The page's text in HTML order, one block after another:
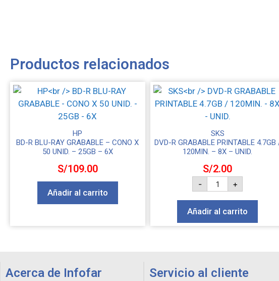
Productos relacionados
HP
BD-R BLU-RAY GRABABLE – CONO X
50 UNID. – 25GB – 6X
S/109.00
Añadir al carrito
SKS
DVD-R GRABABLE PRINTABLE 4.7GB
120MIN. – 8X – UNID.
S/2.00
- +
Añadir al carrito
Acerca de Infofar Servicio al cliente